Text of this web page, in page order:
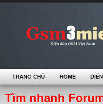
Tìm nhanh
TRANG CHỦ HOME